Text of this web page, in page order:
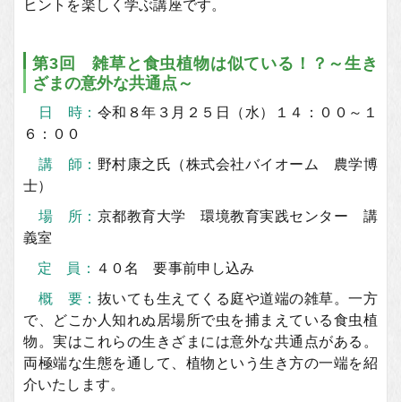
ヒントを楽しく学ぶ講座です。
第3回 雑草と食虫植物は似ている！？～生き
ざまの意外な共通点～
日 時： 令和８年３月２５日（水）１４：００～１
６：００
講 師： 野村康之氏（株式会社バイオーム 農学博
士）
場 所： 京都教育大学 環境教育実践センター 講
義室
定 員： ４０名 要事前申し込み
概 要： 抜いても生えてくる庭や道端の雑草。一方
で、どこか人知れぬ居場所で虫を捕まえている食虫植
物。実はこれらの生きざまには意外な共通点がある。
両極端な生態を通して、植物という生き方の一端を紹
介いたします。